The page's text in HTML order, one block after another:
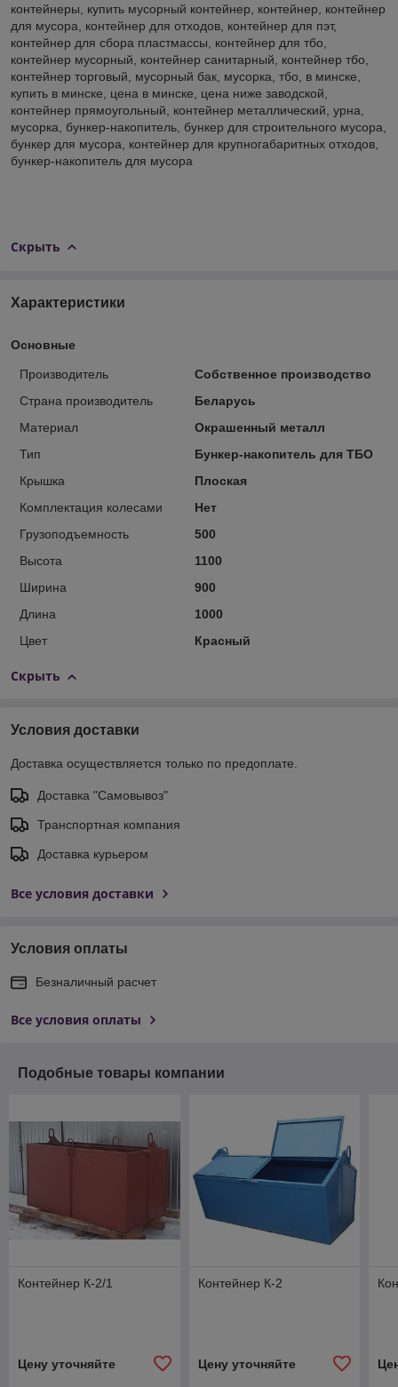
контейнеры, купить мусорный контейнер, контейнер, контейнер
для мусора, контейнер для отходов, контейнер для пэт,
контейнер для сбора пластмассы, контейнер для тбо,
контейнер мусорный, контейнер санитарный, контейнер тбо,
контейнер торговый, мусорный бак, мусорка, тбо, в минске,
купить в минске, цена в минске, цена ниже заводской,
контейнер прямоугольный, контейнер металлический, урна,
мусорка, бункер-накопитель, бункер для строительного мусора,
бункер для мусора, контейнер для крупногабаритных отходов,
бункер-накопитель для мусора
Скрыть
Характеристики
Основные
Производитель
Собственное производство
Страна производитель
Беларусь
Материал
Окрашенный металл
Тип
Бункер-накопитель для ТБО
Крышка
Плоская
Комплектация колесами
Нет
Грузоподъемность
500
Высота
1100
Ширина
900
Длина
1000
Цвет
Красный
Скрыть
Условия доставки
Доставка осуществляется только по предоплате.
Доставка "Самовывоз"
Транспортная компания
Доставка курьером
Все условия доставки
Условия оплаты
Безналичный расчет
Все условия оплаты
Подобные товары компании
Контейнер К-2/1
Цену уточняйте
Контейнер К-2
Цену уточняйте